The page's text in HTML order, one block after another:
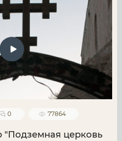
0 77864
"Подземная церковь